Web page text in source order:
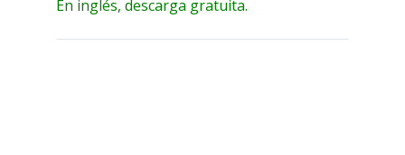
En inglés, descarga gratuita.